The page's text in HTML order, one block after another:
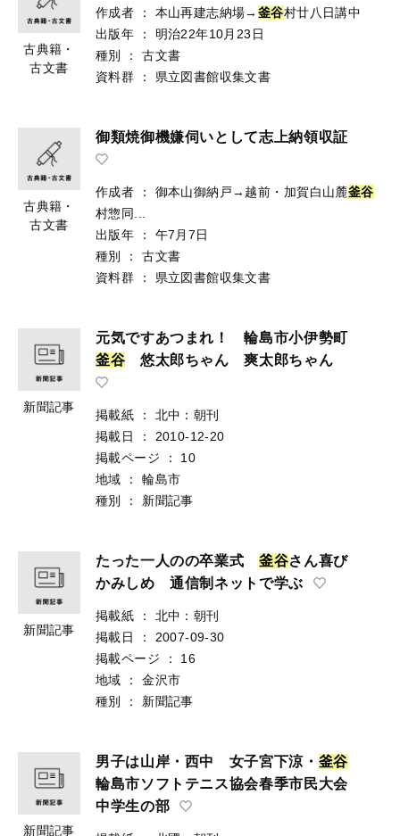
古典籍・
古文書
作成者 ： 本山再建志納場→ 釜谷村廿八日講中
出版年
：
明治22年10月23日
種別
：
古文書
資料群
： 県立図書館収集文書
古典籍・
古文書
御類焼御機嫌伺いとして志上納領収証
作成者 ： 御本山御納戸→越前・加賀白山麓釜谷
村惣同...
出版年
：
午7月7日
種別
：
古文書
資料群
： 県立図書館収集文書
新聞記事
元気ですあつまれ！ 輪島市小伊勢町
釜谷 悠太郎ちゃん 爽太郎ちゃん
掲載紙 ：
北中：朝刊
掲載日
：
2010-12-20
掲載ページ
：
10
地域
：
輪島市
種別
： 新聞記事
新聞記事
たった一人のの卒業式釜谷さん喜び
かみしめ 通信制ネットで学ぶ
掲載紙 ：
北中：朝刊
掲載日
：
2007-09-30
掲載ページ
：
16
地域
：
金沢市
種別
： 新聞記事
新聞記事
男子は山岸・西中 女子宮下涼・ 釜谷
輪島市ソフトテニス協会春季市民大会
中学生の部